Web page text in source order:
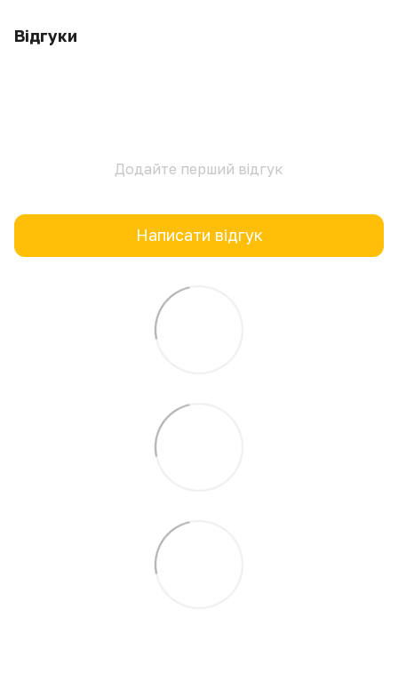
Відгуки
Додайте перший відгук
Написати відгук